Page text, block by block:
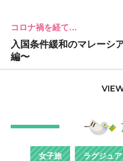
コロナ禍を経て…
入国条件緩和のマレーシ
編〜
女子旅 ラグジュ